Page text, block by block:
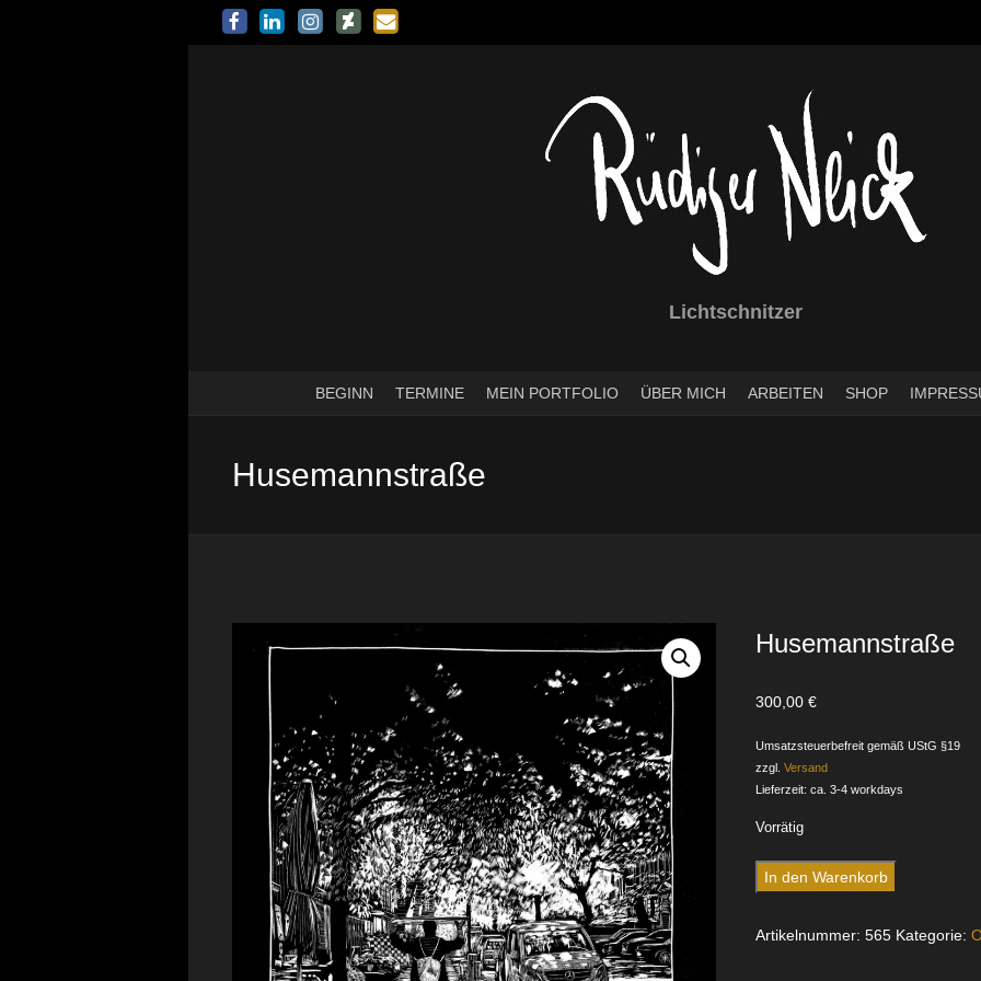
Lichtschnitzer
BEGINN TERMINE MEIN PORTFOLIO ÜBER MICH ARBEITEN SHOP
Husemannstraße
Husemannstraße
300,00€
Umsatzsteuerbefreit gemäß UStG §19
zzgl.Versand
Lieferzeit: ca. 3-4 workdays
Vorrätig
Husemannstraße
Menge
In den Warenkorb
Artikelnummer:565 Kategorie: